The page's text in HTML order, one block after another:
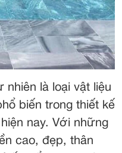
nhiên là loại vật liệu
biến trong thiết kế
nay. Với những
cao, đẹp, thân